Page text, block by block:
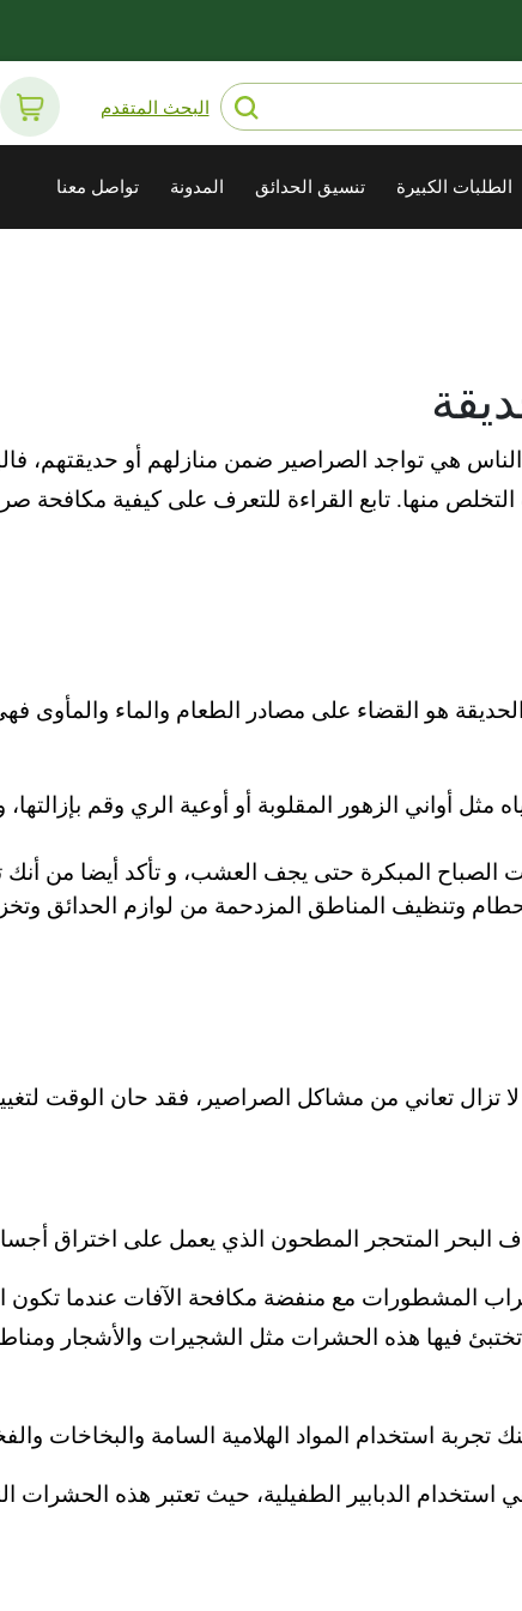
البحث المتقدم
الطلبات الكبيرة تنسيق الحدائق المدونة تواصل معنا
هي تواجد الصراصير ضمن منازلهم أو حديقتهم،
منها. تابع القراءة للتعرف على كيفية مكافحة
هو القضاء على مصادر الطعام والماء والمأوى
أواني الزهور المقلوبة أو أوعية الري وقم
المبكرة حتى يجف العشب، و تأكد أيضا من أنك
وتنظيف المناطق المزدحمة من لوازم الحدائق
تزال تعاني من مشاكل الصراصير، فقد حان الوقت
البحر المتحجر المطحون الذي يعمل على اختراق
تراب المشطورات مع منفضة مكافحة الآفات عندما
فيها هذه الحشرات مثل الشجيرات والأشجار
تجربة استخدام المواد الهلامية السامة والبخاخات
الدبابير الطفيلية، حيث تعتبر هذه الحشرات